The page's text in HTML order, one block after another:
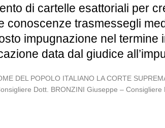
di cartelle esattoriali per
conoscenze trasmessegli
impugnazione nel termine
data dal giudice
DEL POPOLO ITALIANO LA CORTE
Dott. BRONZINI Giuseppe – Consigliere